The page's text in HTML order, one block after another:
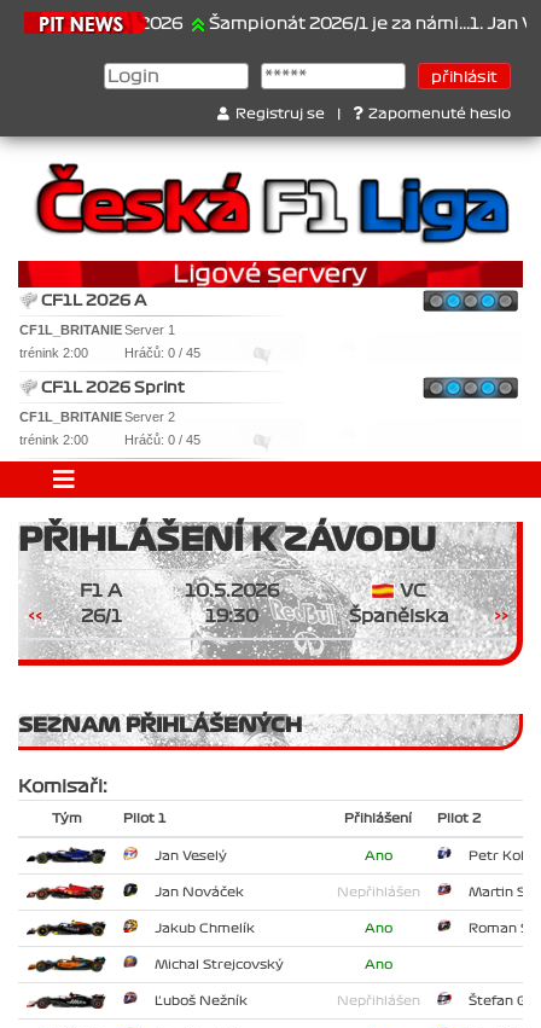
21.6.2026 Šampionát 2026/1 je za námi...1. Jan
Registruj se Zapomenuté heslo
CF1L 2026 A
CF1L_BRITANIEServer 1
trénink 2:00
Hráčů: 0 / 45
CF1L 2026 Sprint
CF1L_BRITANIEServer 2
trénink 2:00
Hráčů: 0 / 45
PŘIHLÁŠENÍ K ZÁVODU
<<
F1 A
26/1
10.5.2026
19:30
VC
Španělska
>>
SEZNAM PŘIHLÁŠENÝCH
Komisaři:
Tým Pilot 1 Přihlášení Pilot 2
Jan Veselý Ano Petr Kolář
Jan Nováček Nepřihlášen Martin
Jakub Chmelík Ano Roman
Michal Strejcovský Ano
Ľuboš Nežník Nepřihlášen Štefan